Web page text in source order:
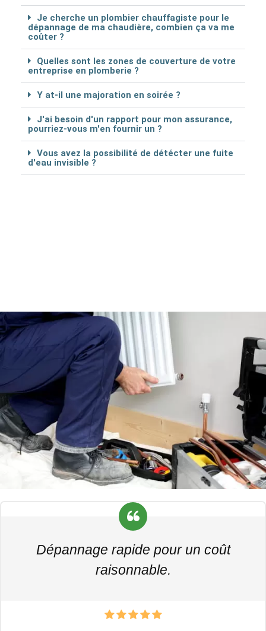
Je cherche un plombier chauffagiste pour le
dépannage de ma chaudière, combien ça va me
coûter ?
Quelles sont les zones de couverture de votre
entreprise en plomberie ?
Y at-il une majoration en soirée ?
J'ai besoin d'un rapport pour mon assurance,
pourriez-vous m'en fournir un ?
Vous avez la possibilité de détécter une fuite
d'eau invisible ?
Dépannage rapide pour un coût
raisonnable.